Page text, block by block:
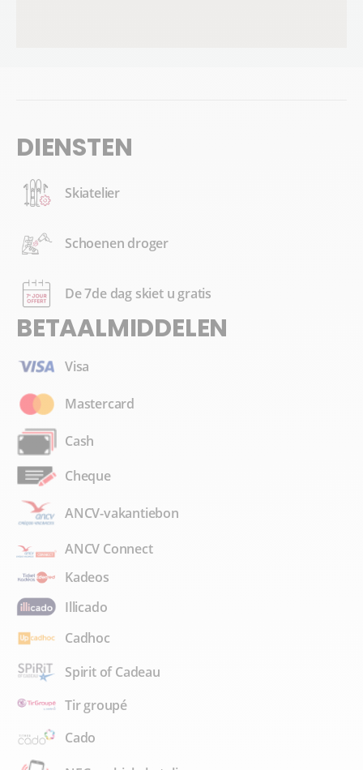
DIENSTEN
Skiatelier
Schoenen droger
De 7de dag skiet u gratis
BETAALMIDDELEN
Visa
Mastercard
Cash
Cheque
ANCV-vakantiebon
ANCV Connect
Kadeos
Illicado
Cadhoc
Spirit of Cadeau
Tir groupé
Cado